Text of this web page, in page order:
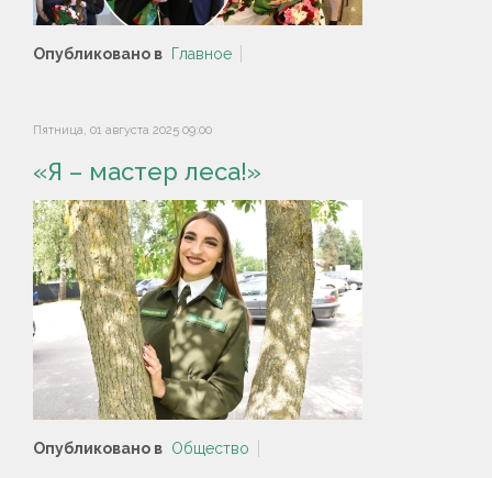
Опубликовано в Главное
Пятница, 01 августа 2025 09:00
«Я – мастер леса!»
Опубликовано в Общество